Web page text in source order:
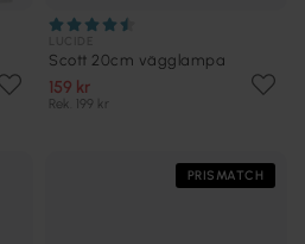
Scott 20cm vägglampa
159 kr
Rek. 199 kr
PRISMATCH